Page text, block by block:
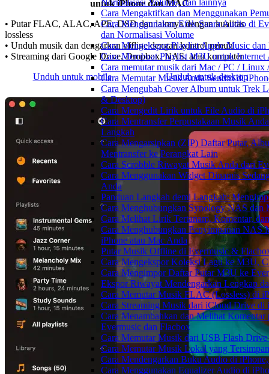
Normalisasi Volume, dan lainnya
Cara Mengaktifkan dan Menggunakan
Cara Menggunakan Efek Suara Audio di
dan Normalisasi Volume
Cara Mengekspor Playlist Apple Music
Cara Membuat Playlist M3U untuk
Cara memutar musik dari Mac / PC /
Cara Memutar Musik Anda Sendiri di
Cara Mengubah Cover Album untuk Trek
& Desktop)
Cara Mengedit Lirik untuk File Audio di
Cara Mentransfer Perpustakaan Musik
Langkah
Cara Mengarsipkan (ZIP) Daftar Putar,
Mentransfer ke Perangkat Lain
Cara Scrobble Riwayat Musik Anda dari
Cara Menggunakan Widget Dinamis
Anda
Panduan Langkah demi Langkah:
Cara Menghubungkan Synology NAS dan
Cara Melihat Lirik Tertanam, Komentar,
Cara Menghubungkan Penyimpanan NAS
iPhone atau Mac Anda
Putar Musik Offline di Evermusic &
Cara Mengekspor Koleksi Lagu ke M3U,
Cara Mengimpor Daftar Putar M3U ke
Ekspor Riwayat Mendengarkan Lengkap
Cara Memutar Musik FLAC (Lossless) di
Cara Streaming Musik dari iCloud Drive di
Cara Menambahkan dan Melihat
Evermusic dan Flacbox
Cara Memutar Musik dari USB Flash
Cara Memutar Musik Lokal yang
Cara Mendengarkan Buku Audio di
Cara Menggunakan Equalizer Audio di
untuk iPhone dan MAC
• Putar FLAC, ALAC, APE, DSD dan lainnya dengan kualitas
lossless
• Unduh musik dan dengarkan offline dengan kontrol penuh
• Streaming dari Google Drive, Dropbox, NAS, atau komputer
Unduh untuk mobile
Unduh untuk desktop